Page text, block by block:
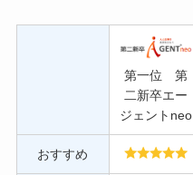
第一位 第
二新卒エー
ジェントneo
おすすめ